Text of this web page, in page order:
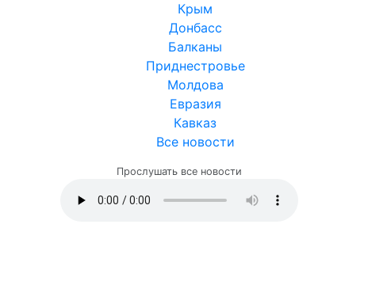
Крым
Донбасс
Балканы
Приднестровье
Молдова
Евразия
Кавказ
Все новости
Прослушать все новости